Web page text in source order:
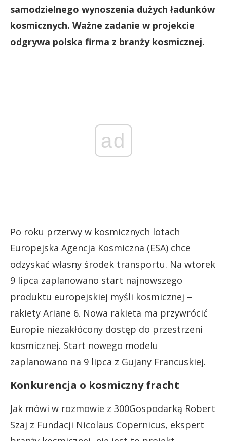
samodzielnego wynoszenia dużych ładunków
kosmicznych. Ważne zadanie w projekcie
odgrywa polska firma z branży kosmicznej.
ad
Po roku przerwy w kosmicznych lotach
Europejska Agencja Kosmiczna (ESA) chce
odzyskać własny środek transportu. Na wtorek
9 lipca zaplanowano start najnowszego
produktu europejskiej myśli kosmicznej –
rakiety Ariane 6. Nowa rakieta ma przywrócić
Europie niezakłócony dostęp do przestrzeni
kosmicznej. Start nowego modelu
zaplanowano na 9 lipca z Gujany Francuskiej.
Konkurencja o kosmiczny fracht
Jak mówi w rozmowie z 300Gospodarką Robert
Szaj z Fundacji Nicolaus Copernicus, ekspert